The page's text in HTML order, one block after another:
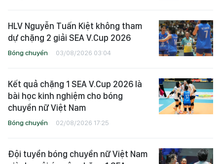
HLV Nguyễn Tuấn Kiệt không tham
dự chặng 2 giải SEA V.Cup 2026
Bóng chuyền 03/08/2026 03:04
Kết quả chặng 1 SEA V.Cup 2026 là
bài học kinh nghiệm cho bóng
chuyền nữ Việt Nam
Bóng chuyền 02/08/2026 17:25
Đội tuyển bóng chuyền nữ Việt Nam